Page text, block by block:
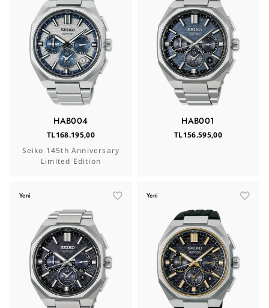
HAB004
TL168.195,00
Seiko 145th Anniversary
Limited Edition
HAB001
TL156.595,00
Yeni Yeni